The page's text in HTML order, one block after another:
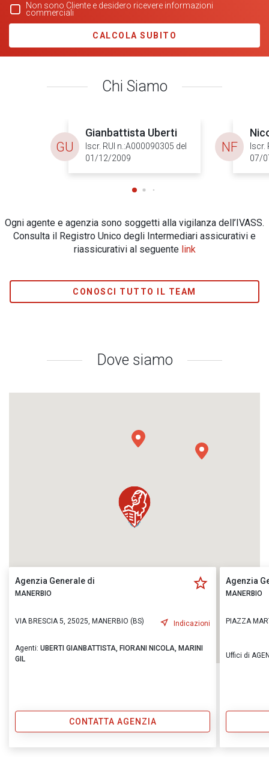
Non sono Cliente e desidero ricevere informazioni
commerciali
CALCOLA SUBITO
Chi Siamo
Gianbattista Uberti
Iscr. RUI n.:A000090305 del
01/12/2009
GU
Iscr.
07/
NF
Ogni agente e agenzia sono soggetti alla vigilanza dell’IVASS.
Consulta il Registro Unico degli Intermediari assicurativi e
riassicurativi al seguente link
CONOSCI TUTTO IL TEAM
Dove siamo
Agenzia Generale di
MANERBIO
VIA BRESCIA 5, 25025, MANERBIO (BS) Indicazioni
Agenti: UBERTI GIANBATTISTA, FIORANI NICOLA, MARINI
GIL
CONTATTA AGENZIA
Agenzia
MANERBIO
PIAZZA
Uffici di